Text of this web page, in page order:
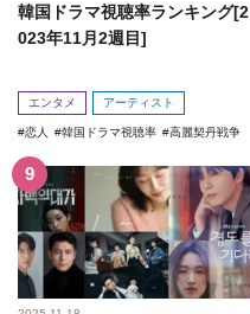
韓国ドラマ視聴率ランキング[2
023年11月2週目]
エンタメ アーティスト
恋人 韓国ドラマ視聴率 高麗契丹戦争